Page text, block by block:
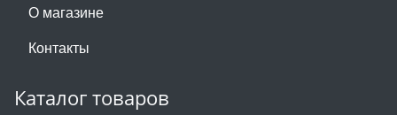
О магазине
Контакты
Каталог товаров